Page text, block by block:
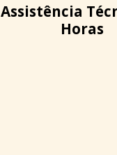
Assistência
Horas